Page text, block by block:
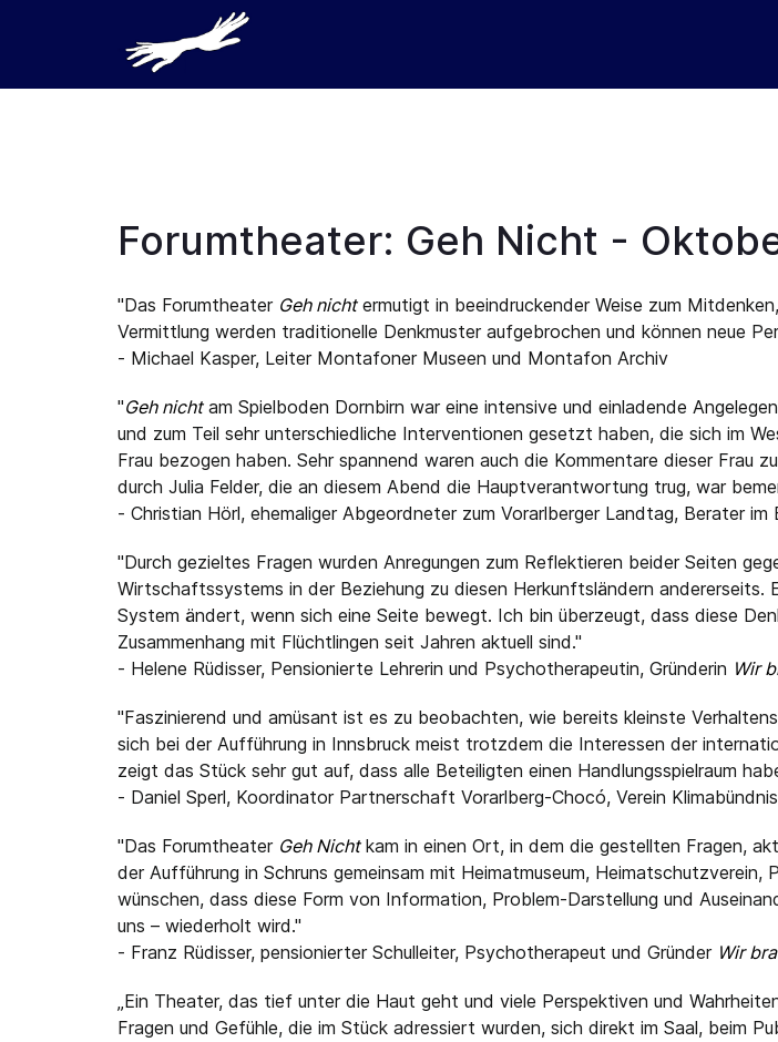
Forumtheater: Geh Nicht -
"Das Forumtheater Geh nichtermutigt in beeindruckender Weise zum
Vermittlung werden traditionelle Denkmuster aufgebrochen und können neue
- Michael Kasper, Leiter Montafoner Museen und Montafon Archiv
"Geh nichtam Spielboden Dornbirn war eine intensive und einladende
und zum Teil sehr unterschiedliche Interventionen gesetzt haben, die sich im
Frau bezogen haben. Sehr spannend waren auch die Kommentare dieser Frau
durch Julia Felder, die an diesem Abend die Hauptverantwortung trug, war
- Christian Hörl, ehemaliger Abgeordneter zum Vorarlberger Landtag, Berater
"Durch gezieltes Fragen wurden Anregungen zum Reflektieren beider Seiten
Wirtschaftssystems in der Beziehung zu diesen Herkunftsländern
System ändert, wenn sich eine Seite bewegt. Ich bin überzeugt, dass diese
Zusammenhang mit Flüchtlingen seit Jahren aktuell sind."
- Helene Rüdisser, Pensionierte Lehrerin und Psychotherapeutin, Gründerin Wir
"Faszinierend und amüsant ist es zu beobachten, wie bereits kleinste
sich bei der Aufführung in Innsbruck meist trotzdem die Interessen der
zeigt das Stück sehr gut auf, dass alle Beteiligten einen Handlungsspielraum
- Daniel Sperl, Koordinator Partnerschaft Vorarlberg-Chocó, Verein
"Das Forumtheater Geh Nichtkam in einen Ort, in dem die gestellten Fragen,
der Aufführung in Schruns gemeinsam mit Heimatmuseum,
wünschen, dass diese Form von Information, Problem-Darstellung und
uns – wiederholt wird."
- Franz Rüdisser, pensionierter Schulleiter, Psychotherapeut und Gründer Wir
„Ein Theater, das tief unter die Haut geht und viele Perspektiven und
Fragen und Gefühle, die im Stück adressiert wurden, sich direkt im Saal, beim